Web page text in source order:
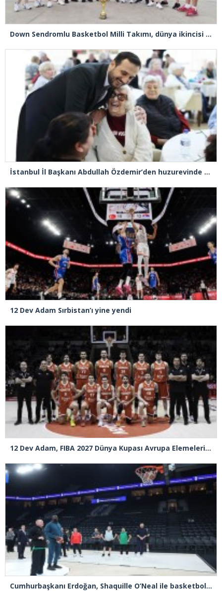
Down Sendromlu Basketbol Milli Takımı, dünya ikincisi oldu
İstanbul İl Başkanı Abdullah Özdemir’den huzurevinde duygulandıran buluşma
12 Dev Adam Sırbistan’ı yine yendi
12 Dev Adam, FIBA 2027 Dünya Kupası Avrupa Elemeleri’nde Sırbistan’ı deplasmanda 82-78 yeni
Cumhurbaşkanı Erdoğan, Shaquille O’Neal ile basketbol oynadı